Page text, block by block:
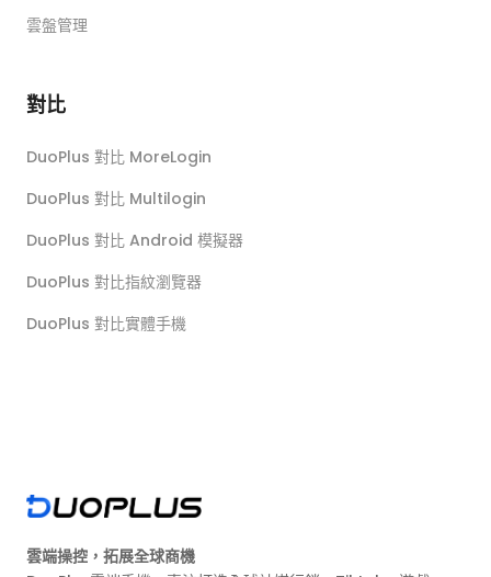
雲盤管理
對比
DuoPlus 對比 MoreLogin
DuoPlus 對比 Multilogin
DuoPlus 對比 Android 模擬器
DuoPlus 對比指紋瀏覽器
DuoPlus 對比實體手機
雲端操控，拓展全球商機